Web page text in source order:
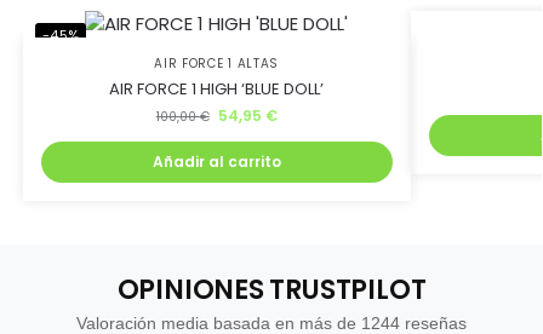
-45%
AIR FORCE 1 ALTAS
AIR FORCE 1 HIGH ‘BLUE DOLL’
100,00€ 54,95 €
Añadir al carrito
OPINIONES TRUSTPILOT
Valoración media basada en más de 1244 reseñas